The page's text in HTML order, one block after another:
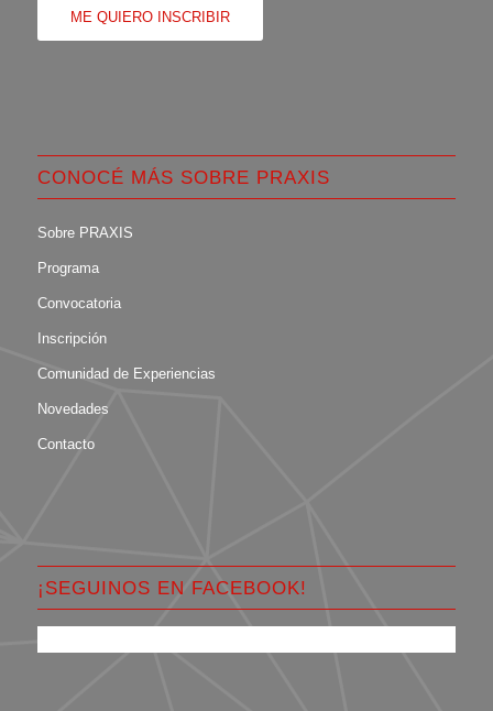
ME QUIERO INSCRIBIR
CONOCÉ MÁS SOBRE PRAXIS
Sobre PRAXIS
Programa
Convocatoria
Inscripción
Comunidad de Experiencias
Novedades
Contacto
¡SEGUINOS EN FACEBOOK!